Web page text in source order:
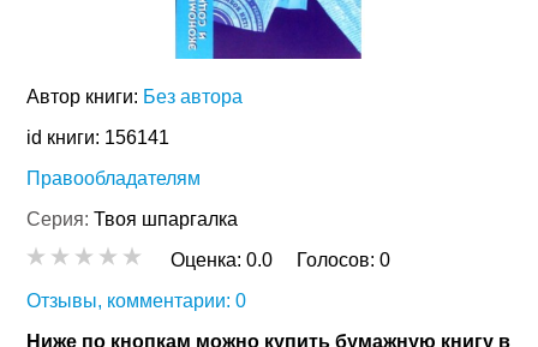
Автор книги: Без автора
id книги: 156141
Правообладателям
Серия:Твоя шпаргалка
Оценка:0.0 Голосов:0
Отзывы, комментарии: 0
Ниже по кнопкам можно купить бумажную книгу в